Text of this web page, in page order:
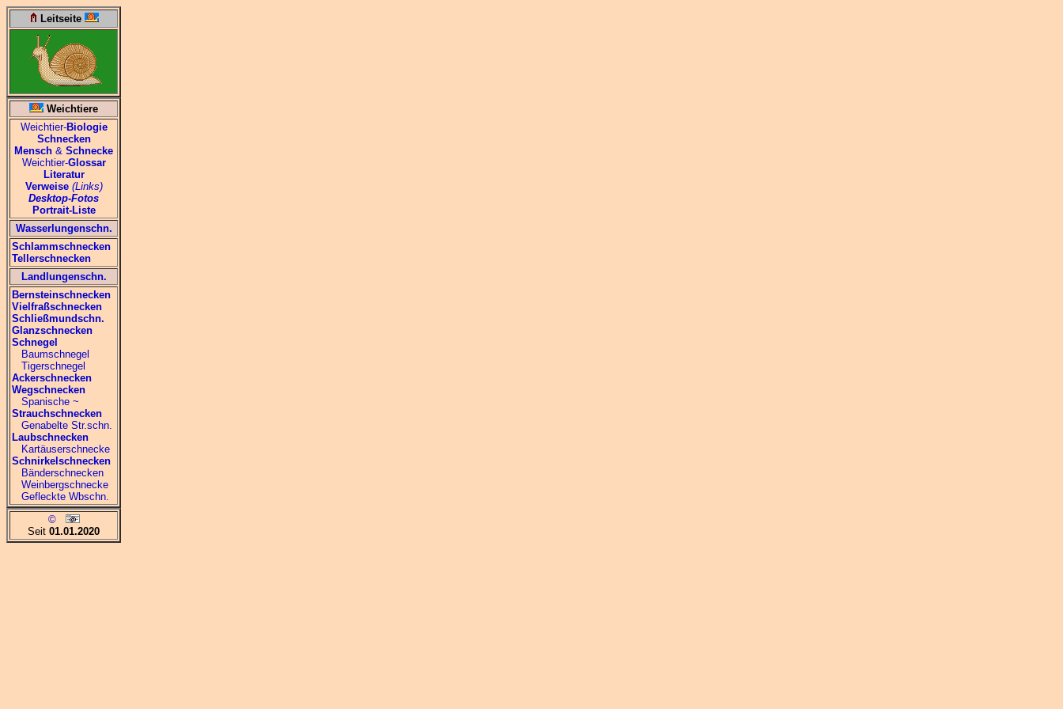
Leitseite
Weichtiere
Weichtier-Biologie
Schnecken
Mensch & Schnecke
Weichtier-Glossar
Literatur
Verweise (Links)
Desktop-Fotos
Portrait-Liste
Wasserlungenschn.
Schlammschnecken
Tellerschnecken
Landlungenschn.
Bernsteinschnecken
Vielfraßschnecken
Schließmundschn.
Glanzschnecken
Schnegel
Baumschnegel
Tigerschnegel
Ackerschnecken
Wegschnecken
Spanische ~
Strauchschnecken
Genabelte Str.schn.
Laubschnecken
Kartäuserschnecke
Schnirkelschnecken
Bänderschnecken
Weinbergschnecke
Gefleckte Wbschn.
©
Seit 01.01.2020